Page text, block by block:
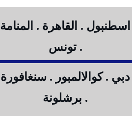
اسطنبول . القاهرة . المنامة
. تونس
دبي . كوالالمبور . سنغافورة
. برشلونة